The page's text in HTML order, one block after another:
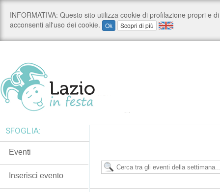
SFOGLIA:
Eventi
Inserisci evento